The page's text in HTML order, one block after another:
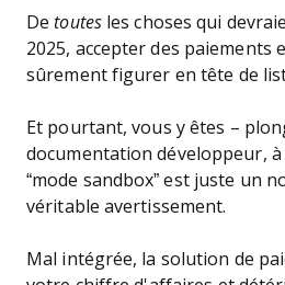
Detoutesles choses qui
2025, accepter des paiements
sûrement figurer en tête de
Et pourtant, vous y êtes –
documentation développeur, à
“mode sandbox” est juste un
véritable avertissement.
Mal intégrée, la solution de